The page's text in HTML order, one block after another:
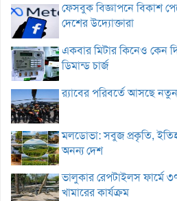
ফেসবুক বিজ্ঞাপনে বিকাশ
দেশের উদ্যোক্তারা
একবার মিটার কিনেও কেন
ডিমান্ড চার্জ
র‌্যাবের পরিবর্তে আসছে
মলডোভা: সবুজ প্রকৃতি,
অনন্য দেশ
ভালুকার রেপটাইলস ফার্মে
খামারের কার্যক্রম